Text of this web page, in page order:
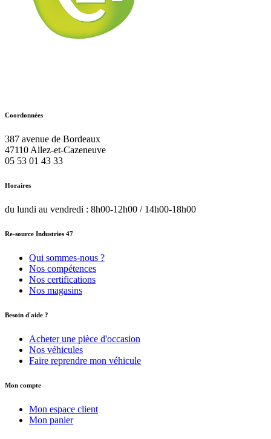
Coordonnées
387 avenue de Bordeaux
47110 Allez-et-Cazeneuve
05 53 01 43 33
Horaires
du lundi au vendredi : 8h00-12h00 / 14h00-18h00
Re-source Industries 47
Qui sommes-nous ?
Nos compétences
Nos certifications
Nos magasins
Besoin d'aide ?
Acheter une pièce d'occasion
Nos véhicules
Faire reprendre mon véhicule
Mon compte
Mon espace client
Mon panier